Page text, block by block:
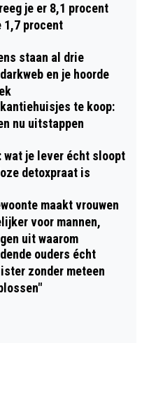
je er 8,1 procent
1,7 procent
staan al drie
en je hoorde
te koop:
nu uitstappen
je lever écht sloopt
detoxpraat is
maakt vrouwen
voor mannen,
uit waarom
ouders écht
zonder meteen